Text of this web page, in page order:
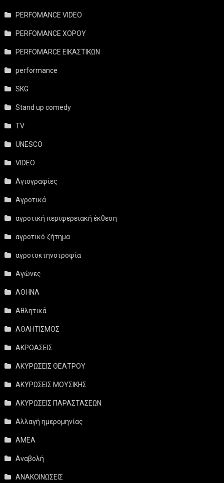
PERFOMANCE VIDEO
PERFOMANCE ΧΟΡΟΥ
PERFOMARCE ΕΙΚΑΣΤΙΚΩΝ
performance
SKG
Stand up comedy
TV
UNESCO
VIDEO
Αγιογραφίες
Αγροτικά
αγροτική περιφερειακή έκθεση
αγροτικό ζήτημα
αγροτοκτηνοτροφία
Αγώνες
ΑΘΗΝΑ
Αθλητικά
ΑΘΛΗΤΙΣΜΟΣ
ΑΚΡΟΑΣΕΙΣ
ΑΚΥΡΩΣΕΙΣ ΘΕΑΤΡΟΥ
ΑΚΥΡΩΣΕΙΣ ΜΟΥΣΙΚΗΣ
ΑΚΥΡΩΣΕΙΣ ΠΑΡΑΣΤΑΣΕΩΝ
Αλλαγή ημερομηνίας
ΑΜΕΑ
Αναβολή
ΑΝΑΚΟΙΝΩΣΕΙΣ